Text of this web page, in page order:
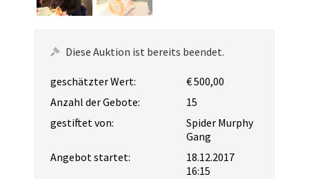
Diese Auktion ist bereits beendet.
geschätzter Wert:
€ 500,00
Anzahl der Gebote:
15
gestiftet von:
Spider Murphy
Gang
Angebot startet:
18.12.2017
16:15